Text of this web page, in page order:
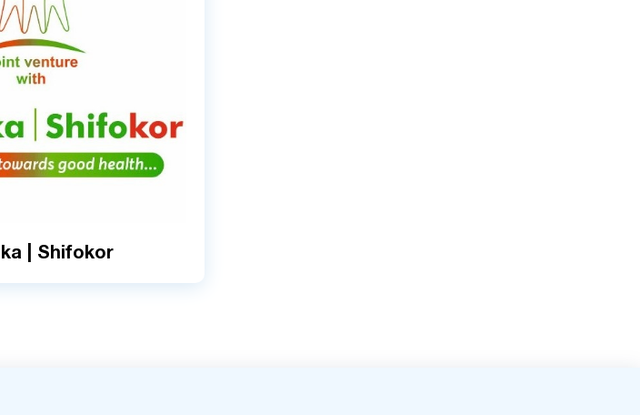
| Shifokor